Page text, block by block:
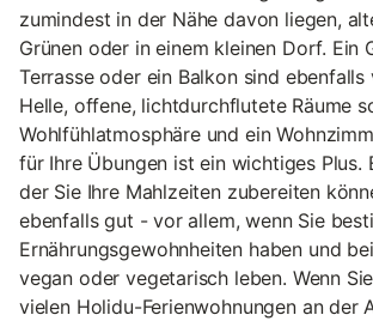
zumindest in der Nähe davon liegen,
Grünen oder in einem kleinen Dorf. Ein
Terrasse oder ein Balkon sind ebenfalls
Helle, offene, lichtdurchflutete Räume
Wohlfühlatmosphäre und ein
für Ihre Übungen ist ein wichtiges Plus.
der Sie Ihre Mahlzeiten zubereiten
ebenfalls gut - vor allem, wenn Sie
Ernährungsgewohnheiten haben und
vegan oder vegetarisch leben. Wenn
vielen Holidu-Ferienwohnungen an der